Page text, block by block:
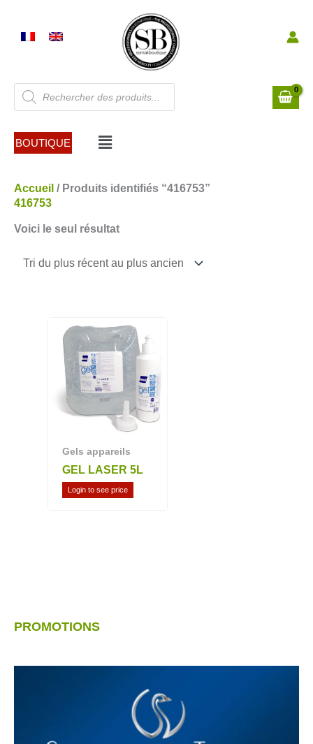
contenu
Recherche
de
produits
BOUTIQUE Menu
PROMOTIONS
Accueil / Produits identifiés “416753”
416753
Voici le seul résultat
Gels appareils
GEL LASER 5L
Login to see price